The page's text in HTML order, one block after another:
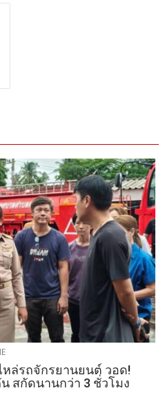
หล่รถจักรยานยนต์ วอด!
สกัดนานกว่า 3 ชั่วโมง